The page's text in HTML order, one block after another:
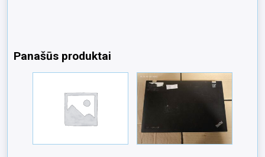
Panašūs produktai